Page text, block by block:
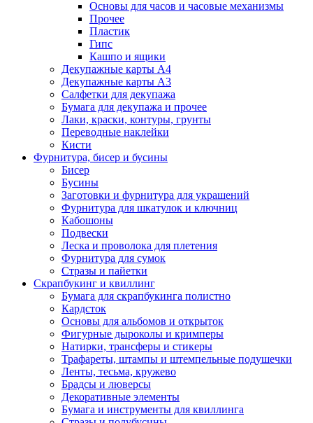
Основы для часов и часовые механизмы
Прочее
Пластик
Гипс
Кашпо и ящики
Декупажные карты А4
Декупажные карты А3
Салфетки для декупажа
Бумага для декупажа и прочее
Лаки, краски, контуры, грунты
Переводные наклейки
Кисти
Фурнитура, бисер и бусины
Бисер
Бусины
Заготовки и фурнитура для украшений
Фурнитура для шкатулок и ключниц
Кабошоны
Подвески
Леска и проволока для плетения
Фурнитура для сумок
Стразы и пайетки
Скрапбукинг и квиллинг
Бумага для скрапбукинга полистно
Кардсток
Основы для альбомов и открыток
Фигурные дыроколы и кримперы
Натирки, трансферы и стикеры
Трафареты, штампы и штемпельные подушечки
Ленты, тесьма, кружево
Брадсы и люверсы
Декоративные элементы
Бумага и инструменты для квиллинга